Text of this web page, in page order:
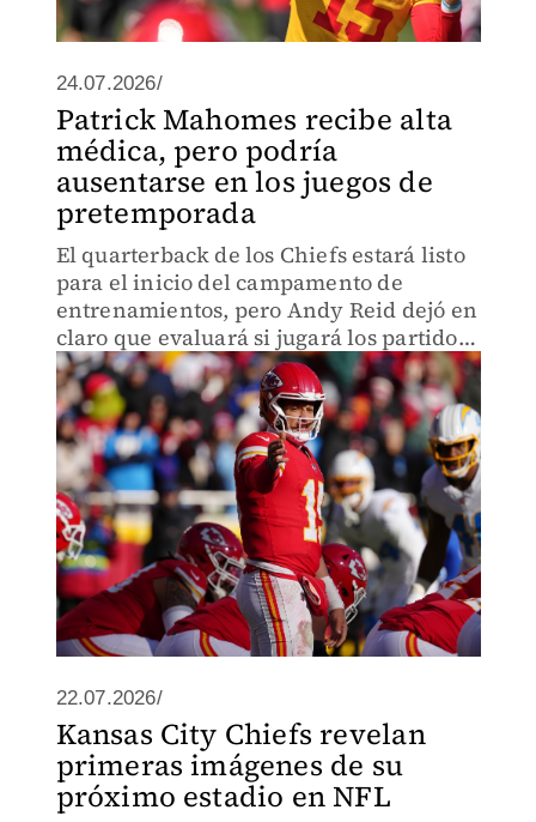
24.07.2026/
Patrick Mahomes recibe alta
médica, pero podría
ausentarse en los juegos de
pretemporada
El quarterback de los Chiefs estará listo
para el inicio del campamento de
entrenamientos, pero Andy Reid dejó en
claro que evaluará si jugará los partidos
de pretemporada.
22.07.2026/
Kansas City Chiefs revelan
primeras imágenes de su
próximo estadio en NFL